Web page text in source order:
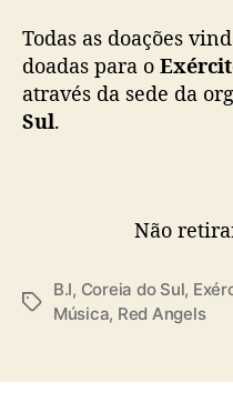
Todas as doações
doadas para o
através da sede da
Sul.
Não
T
B.I, Coreia do Sul,
Música, Red Angels